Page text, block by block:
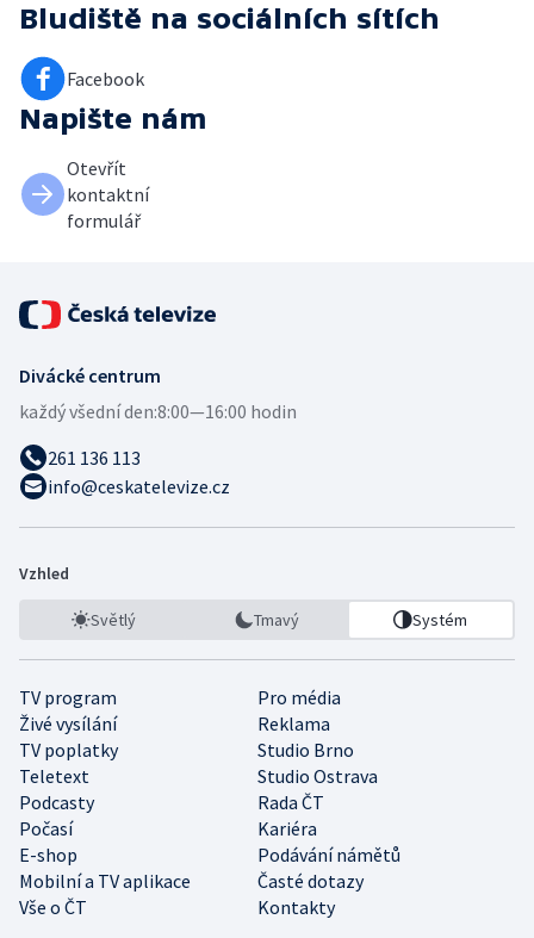
Bludiště na sociálních sítích
Facebook
Napište nám
Otevřít
kontaktní
formulář
Divácké centrum
každý všední den:8:00—16:00 hodin
261 136 113
info@ceskatelevize.cz
Vzhled
Světlý Tmavý Systém
TV program
Pro média
Živé vysílání
Reklama
TV poplatky
Studio Brno
Teletext
Studio Ostrava
Podcasty
Rada ČT
Počasí
Kariéra
E-shop
Podávání námětů
Mobilní a TV aplikace
Časté dotazy
Vše o ČT
Kontakty